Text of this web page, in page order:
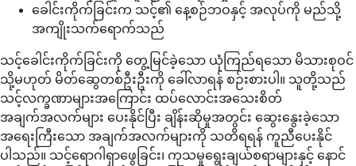
ခေါင်းကိုက်ခြင်းက သင့်၏ နေ့စဉ်ဘဝနှင့် အလုပ်ကို မည်သို့
အကျိုးသက်ရောက်သည်
သင့်ခေါင်းကိုက်ခြင်းကို တွေ့မြင်ခဲ့သော ယုံကြည်ရသော မိသားစုဝင်
သို့မဟုတ် မိတ်ဆွေတစ်ဦးဦးကို ခေါ်လာရန် စဉ်းစားပါ။ သူတို့သည်
သင့်လက္ခဏာများအကြောင်း ထပ်လောင်းအသေးစိတ်
အချက်အလက်များ ပေးနိုင်ပြီး ချိန်းဆိုမှုအတွင်း ဆွေးနွေးခဲ့သော
အရေးကြီးသော အချက်အလက်များကို သတိရရန် ကူညီပေးနိုင်
ပါသည်။ သင့်ရောဂါရှာဖွေခြင်း၊ ကုသမှုရွေးချယ်စရာများနှင့် နောင်